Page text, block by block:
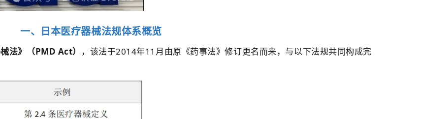
一、日本医疗器械法规体系概览
法》（PMD Act） ， 该法于2014年11月由原《药事法》修订更名而来，与以下法规共同构成完